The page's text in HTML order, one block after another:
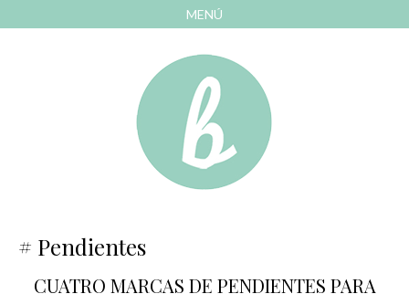
MENÚ
Bonitismos
Pendientes
CUATRO MARCAS DE PENDIENTES PARA